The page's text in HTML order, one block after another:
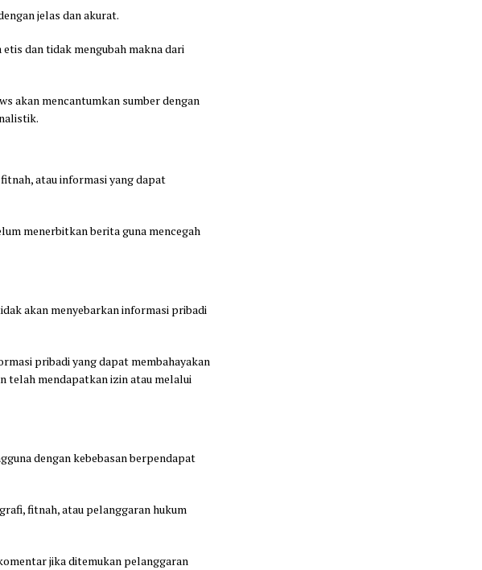
jelas dan akurat.
dan tidak mengubah makna dari
akan mencantumkan sumber dengan
atau informasi yang dapat
menerbitkan berita guna mencegah
akan menyebarkan informasi pribadi
pribadi yang dapat membahayakan
telah mendapatkan izin atau melalui
dengan kebebasan berpendapat
fitnah, atau pelanggaran hukum
jika ditemukan pelanggaran